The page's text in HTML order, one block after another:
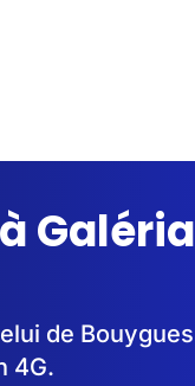
Galéria
de Bouygues
4G.